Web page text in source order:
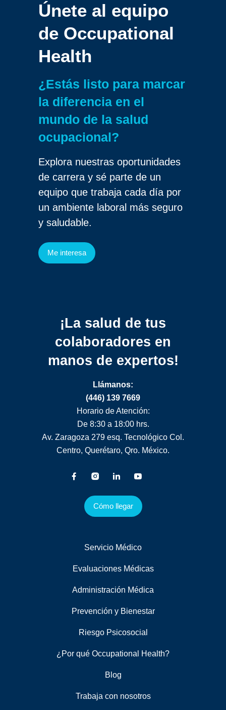
Únete al equipo
de Occupational
Health
¿Estás listo para marcar
la diferencia en el
mundo de la salud
ocupacional?
Explora nuestras oportunidades
de carrera y sé parte de un
equipo que trabaja cada día por
un ambiente laboral más seguro
y saludable.
Me interesa
¡La salud de tus
colaboradores en
manos de expertos!
Llámanos:
(446) 139 7669
Horario de Atención:
De 8:30 a 18:00 hrs.
Av. Zaragoza 279 esq. Tecnológico Col.
Centro, Querétaro, Qro. México.
Cómo llegar
Servicio Médico
Evaluaciones Médicas
Administración Médica
Prevención y Bienestar
Riesgo Psicosocial
¿Por qué Occupational Health?
Blog
Trabaja con nosotros